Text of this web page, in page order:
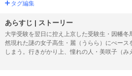
タグ編集
あらすじ | ストーリー
大学受験を翌日に控え上京した受験生・因幡
然現れた謎の女子高生・麗（うらら）にぺース
しまう。行きがかり上、憧れの人・美咲子（み
をついてしまった冬馬。予備校生と大学生、